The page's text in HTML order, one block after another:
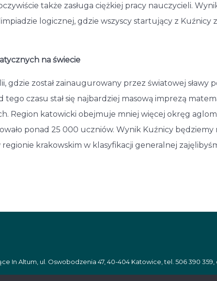
także zasługa ciężkiej pracy nauczycieli.
logicznej, gdzie wszyscy startujący z Kuźnicy
na świecie
gdzie został zainaugurowany przez światowej
tego czasu stał się najbardziej masową imprezą
Region katowicki obejmuje mniej więcej okręg
ponad 25 000 uczniów. Wynik Kuźnicy będziemy
krakowskim w klasyfikacji generalnej
In Altum, ul. Oswobodzenia 47, 40-404 Katowice, tel. 506 390